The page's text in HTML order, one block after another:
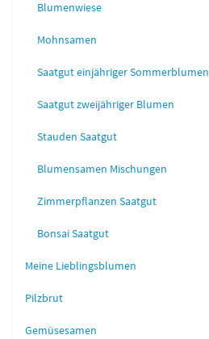
Blumenwiese
Mohnsamen
Saatgut einjähriger Sommerblumen
Saatgut zweijähriger Blumen
Stauden Saatgut
Blumensamen Mischungen
Zimmerpflanzen Saatgut
Bonsai Saatgut
Meine Lieblingsblumen
Pilzbrut
Gemüsesamen